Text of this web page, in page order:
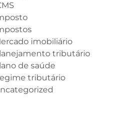
imobiliário
tributário
de saúde
tributário